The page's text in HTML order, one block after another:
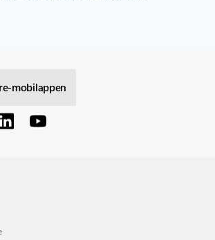
mobilappen